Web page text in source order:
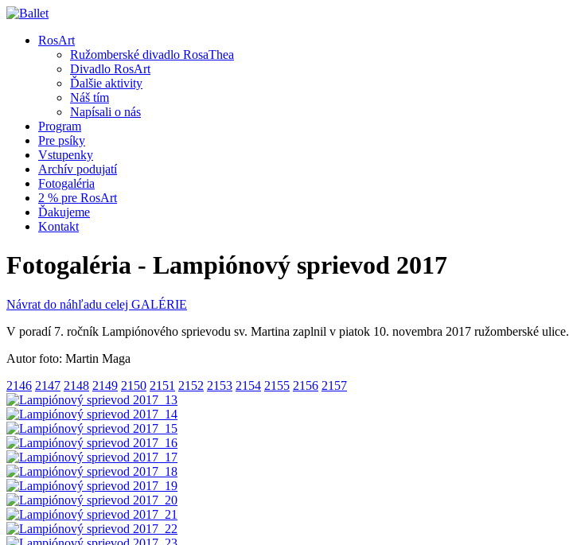
RosArt
Ružomberské divadlo RosaThea
Divadlo RosArt
Ďalšie aktivity
Náš tím
Napísali o nás
Program
Pre psíky
Vstupenky
Archív podujatí
Fotogaléria
2 % pre RosArt
Ďakujeme
Kontakt
Fotogaléria - Lampiónový sprievod 2017
Návrat do náhľadu celej GALÉRIE
V poradí 7. ročník Lampiónového sprievodu sv. Martina zaplnil v piatok 10. novembra 2017 ružomberské ulice.
Autor foto: Martin Maga
2146 2147 2148 2149 2150 2151 2152 2153 2154 2155 2156 2157